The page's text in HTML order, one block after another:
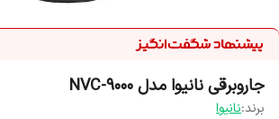
جاروبرقی نانیوا مدل NVC-9000
برند:نانیوا